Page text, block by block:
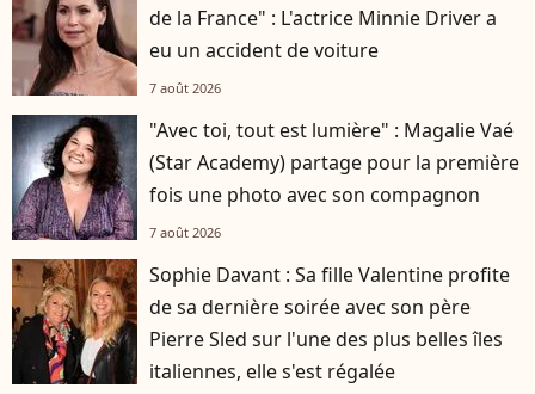
de la France" : L'actrice Minnie Driver a
eu un accident de voiture
7 août 2026
"Avec toi, tout est lumière" : Magalie Vaé
(Star Academy) partage pour la première
fois une photo avec son compagnon
7 août 2026
Sophie Davant : Sa fille Valentine profite
de sa dernière soirée avec son père
Pierre Sled sur l'une des plus belles îles
italiennes, elle s'est régalée